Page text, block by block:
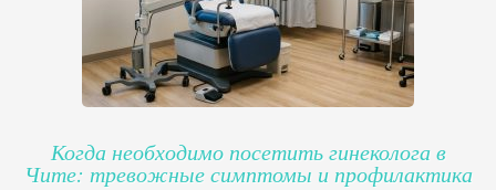
Когда необходимо посетить гинеколога в
Чите: тревожные симптомы и профилактика